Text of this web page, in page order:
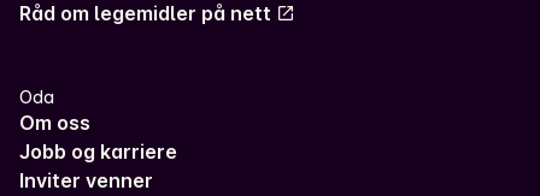
Råd om legemidler på nett
Oda
Om oss
Jobb og karriere
Inviter venner